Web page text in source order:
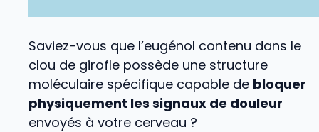
Saviez-vous que l’eugénol contenu dans le
clou de girofle possède une structure
moléculaire spécifique capable de bloquer
physiquement les signaux de douleur
envoyés à votre cerveau ?